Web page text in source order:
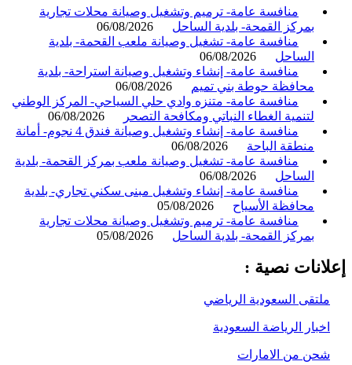
منافسة عامة- ترميم وتشغيل وصيانة محلات تجارية
بمركز القمحة- بلدية الساحل
06/08/2026
منافسة عامة- تشغيل وصيانة ملعب القحمة- بلدية
الساحل
06/08/2026
منافسة عامة- إنشاء وتشغيل وصيانة استراحة- بلدية
محافظة حوطة بني تميم
06/08/2026
منافسة عامة- متنزه وادي حلي السياحي- المركز الوطني
لتنمية الغطاء النباتي ومكافحة التصحر
06/08/2026
منافسة عامة- إنشاء وتشغيل وصيانة فندق 4 نجوم- أمانة
منطقة الباحة
06/08/2026
منافسة عامة- تشغيل وصيانة ملعب بمركز القحمة- بلدية
الساحل
06/08/2026
منافسة عامة- إنشاء وتشغيل مبنى سكني تجاري- بلدية
محافظة الأسياح
05/08/2026
منافسة عامة- ترميم وتشغيل وصيانة محلات تجارية
بمركز القمحة- بلدية الساحل
05/08/2026
نصية :
السعودية الرياضي
الرياضة السعودية
من الامارات